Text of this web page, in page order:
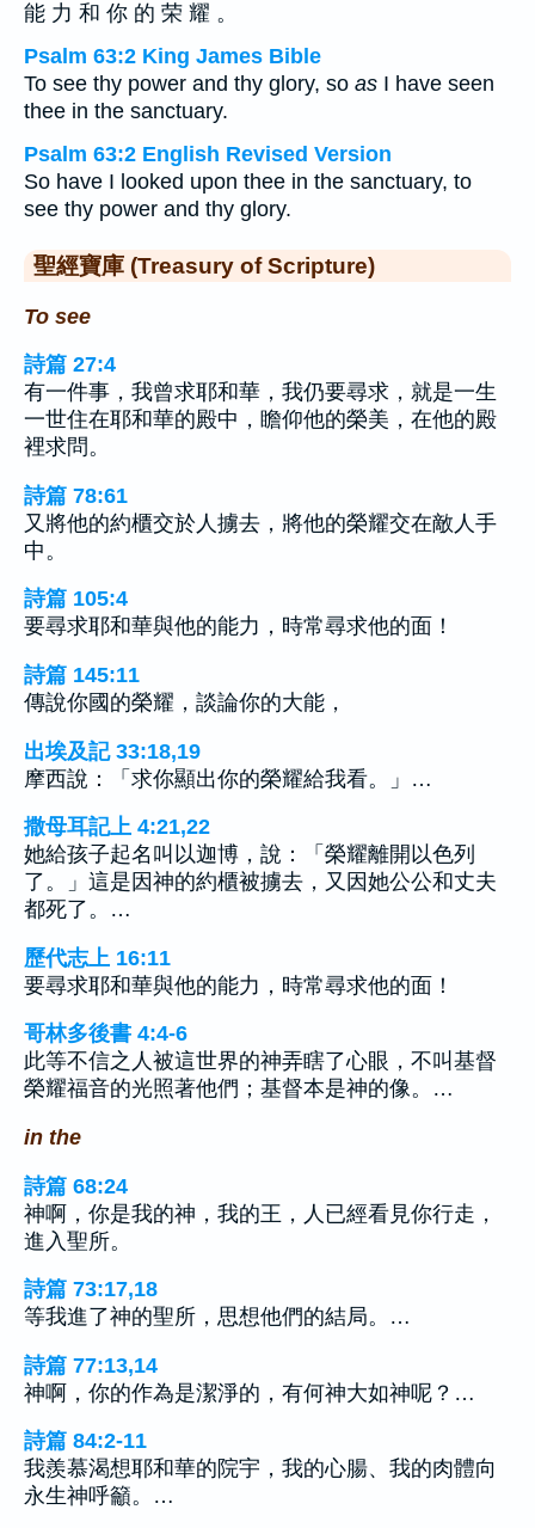
能 力 和 你 的 荣 耀 。
Psalm 63:2 King James Bible
To see thy power and thy glory, so as I have seen
thee in the sanctuary.
Psalm 63:2 English Revised Version
So have I looked upon thee in the sanctuary, to
see thy power and thy glory.
聖經寶庫 (Treasury of Scripture)
To see
詩篇 27:4
有一件事，我曾求耶和華，我仍要尋求，就是一生
一世住在耶和華的殿中，瞻仰他的榮美，在他的殿
裡求問。
詩篇 78:61
又將他的約櫃交於人擄去，將他的榮耀交在敵人手
中。
詩篇 105:4
要尋求耶和華與他的能力，時常尋求他的面！
詩篇 145:11
傳說你國的榮耀，談論你的大能，
出埃及記 33:18,19
摩西說：「求你顯出你的榮耀給我看。」…
撒母耳記上 4:21,22
她給孩子起名叫以迦博，說：「榮耀離開以色列
了。」這是因神的約櫃被擄去，又因她公公和丈夫
都死了。…
歷代志上 16:11
要尋求耶和華與他的能力，時常尋求他的面！
哥林多後書 4:4-6
此等不信之人被這世界的神弄瞎了心眼，不叫基督
榮耀福音的光照著他們；基督本是神的像。…
in the
詩篇 68:24
神啊，你是我的神，我的王，人已經看見你行走，
進入聖所。
詩篇 73:17,18
等我進了神的聖所，思想他們的結局。…
詩篇 77:13,14
神啊，你的作為是潔淨的，有何神大如神呢？…
詩篇 84:2-11
我羨慕渴想耶和華的院宇，我的心腸、我的肉體向
永生神呼籲。…